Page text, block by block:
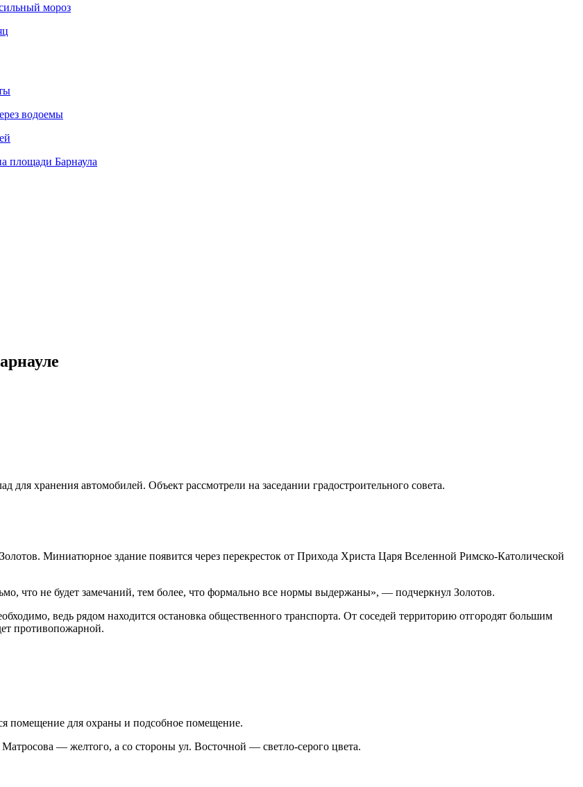
мороз
водоемы
площади Барнаула
хранения автомобилей. Объект рассмотрели на заседании градостроительного совета.
Миниатюрное здание появится через перекресток от Прихода Христа Царя Вселенной Римско-Католической
что не будет замечаний, тем более, что формально все нормы выдержаны», — подчеркнул Золотов.
ведь рядом находится остановка общественного транспорта. От соседей территорию отгородят большим
противопожарной.
помещение для охраны и подсобное помещение.
— желтого, а со стороны ул. Восточной — светло-серого цвета.